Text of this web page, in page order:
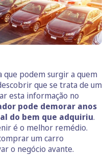
que podem surgir a quem
que se trata de um
esta informação no
pode demorar anos
do bem que adquiriu.
é o melhor remédio.
um carro
o negócio avante.